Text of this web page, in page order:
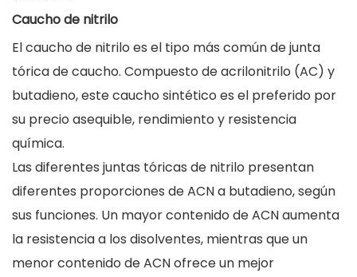
Caucho de nitrilo
El caucho de nitrilo es el tipo más común de junta
tórica de caucho. Compuesto de acrilonitrilo (AC) y
butadieno, este caucho sintético es el preferido por
su precio asequible, rendimiento y resistencia
química.
Las diferentes juntas tóricas de nitrilo presentan
diferentes proporciones de ACN a butadieno, según
sus funciones. Un mayor contenido de ACN aumenta
la resistencia a los disolventes, mientras que un
menor contenido de ACN ofrece un mejor